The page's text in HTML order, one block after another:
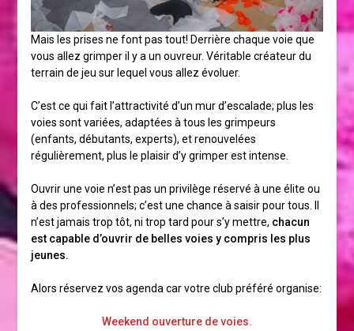
Mais les prises ne font pas tout! Derrière chaque voie que
vous allez grimper il y a un ouvreur. Véritable créateur du
terrain de jeu sur lequel vous allez évoluer.
C’est ce qui fait l’attractivité d’un mur d’escalade; plus les
voies sont variées, adaptées à tous les grimpeurs
(enfants, débutants, experts), et renouvelées
régulièrement, plus le plaisir d’y grimper est intense.
Ouvrir une voie n’est pas un privilège réservé à une élite ou
à des professionnels; c’est une chance à saisir pour tous. Il
n’est jamais trop tôt, ni trop tard pour s’y mettre, chacun
est capable d’ouvrir de belles voies y compris les plus
jeunes.
Alors réservez vos agenda car votre club préféré organise:
Weekend ouverture de voies.